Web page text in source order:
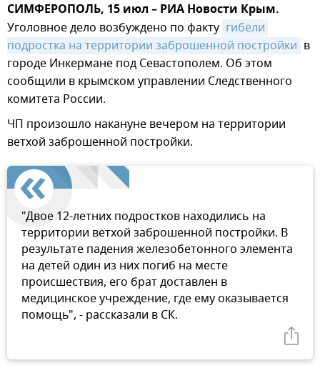
СИМФЕРОПОЛЬ, 15 июл – РИА Новости Крым.
Уголовное дело возбуждено по факту гибели
подростка на территории заброшенной постройки в
городе Инкермане под Севастополем. Об этом
сообщили в крымском управлении Следственного
комитета России.
ЧП произошло накануне вечером на территории
ветхой заброшенной постройки.
"Двое 12-летних подростков находились на
территории ветхой заброшенной постройки. В
результате падения железобетонного элемента
на детей один из них погиб на месте
происшествия, его брат доставлен в
медицинское учреждение, где ему оказывается
помощь", - рассказали в СК.